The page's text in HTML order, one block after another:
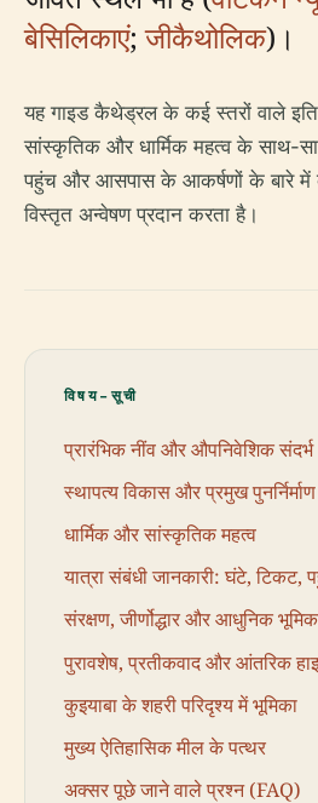
बेसिलिकाएं;जीकैथोलिक)।
यह गाइड कैथेड्रल के कई स्तरों वाले
सांस्कृतिक और धार्मिक महत्व के साथ-
पहुंच और आसपास के आकर्षणों के बारे में
विस्तृत अन्वेषण प्रदान करता है।
विषय-सूची
प्रारंभिक नींव और औपनिवेशिक संदर्भ
स्थापत्य विकास और प्रमुख पुनर्निर्माण
धार्मिक और सांस्कृतिक महत्व
यात्रा संबंधी जानकारी: घंटे,
संरक्षण, जीर्णोद्धार और आधुनिक
पुरावशेष, प्रतीकवाद और आंतरिक
कुइयाबा के शहरी परिदृश्य में भूमिका
मुख्य ऐतिहासिक मील के पत्थर
अक्सर पूछे जाने वाले प्रश्न (FAQ)